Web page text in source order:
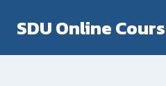
SDU Online